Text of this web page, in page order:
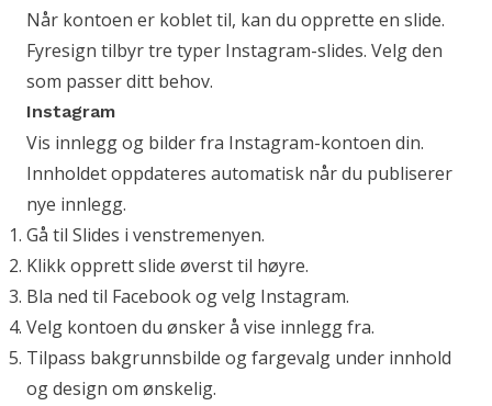
Når kontoen er koblet til, kan du opprette en slide.
Fyresign tilbyr tre typer Instagram-slides. Velg den
som passer ditt behov.
Instagram
Vis innlegg og bilder fra Instagram-kontoen din.
Innholdet oppdateres automatisk når du publiserer
nye innlegg.
Gå til Slides i venstremenyen.
Klikk opprett slide øverst til høyre.
Bla ned til Facebook og velg Instagram.
Velg kontoen du ønsker å vise innlegg fra.
Tilpass bakgrunnsbilde og fargevalg under innhold
og design om ønskelig.